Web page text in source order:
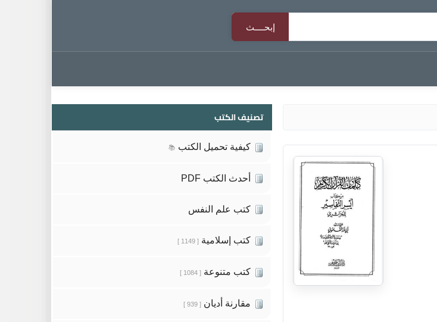
تصنيف الكتب
كيفية تحميل الكتب 📚
أحدث الكتب PDF
كتب علم النفس
كتب إسلامية [ 1149 ]
كتب متنوعة [ 1084 ]
مقارنة أديان [ 939 ]